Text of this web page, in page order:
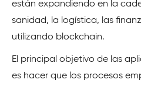
están expandiendo en la
sanidad, la logística, las
utilizando blockchain.
El principal objetivo de las
es hacer que los procesos